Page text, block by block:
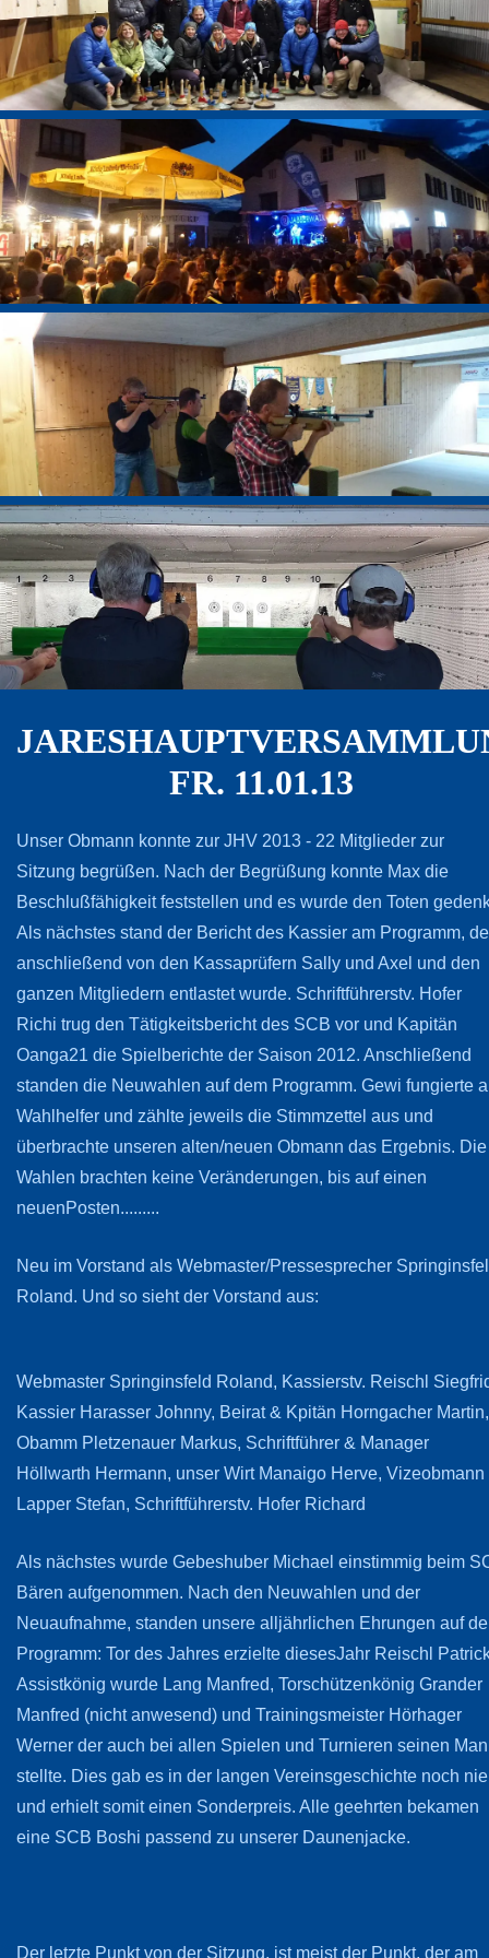
FR. 11.01.13
Unser Obmann konnte zur JHV 2013 - 22 Mitglieder zur
Sitzung begrüßen. Nach der Begrüßung konnte Max die
Beschlußfähigkeit feststellen und es wurde den Toten
Als nächstes stand der Bericht des Kassier am Programm,
anschließend von den Kassaprüfern Sally und Axel und den
ganzen Mitgliedern entlastet wurde. Schriftführerstv. Hofer
Richi trug den Tätigkeitsbericht des SCB vor und Kapitän
Oanga21 die Spielberichte der Saison 2012. Anschließend
standen die Neuwahlen auf dem Programm. Gewi fungierte
Wahlhelfer und zählte jeweils die Stimmzettel aus und
überbrachte unseren alten/neuen Obmann das Ergebnis. Die
Wahlen brachten keine Veränderungen, bis auf einen
neuenPosten.........
Neu im Vorstand als Webmaster/Pressesprecher
Roland. Und so sieht der Vorstand aus:
Webmaster Springinsfeld Roland, Kassierstv. Reischl
Kassier Harasser Johnny, Beirat & Kpitän Horngacher Martin,
Obamm Pletzenauer Markus, Schriftführer & Manager
Höllwarth Hermann, unser Wirt Manaigo Herve, Vizeobmann
Lapper Stefan, Schriftführerstv. Hofer Richard
Als nächstes wurde Gebeshuber Michael einstimmig beim
Bären aufgenommen. Nach den Neuwahlen und der
Neuaufnahme, standen unsere alljährlichen Ehrungen auf
Programm: Tor des Jahres erzielte diesesJahr Reischl
Assistkönig wurde Lang Manfred, Torschützenkönig Grander
Manfred (nicht anwesend) und Trainingsmeister Hörhager
Werner der auch bei allen Spielen und Turnieren seinen
stellte. Dies gab es in der langen Vereinsgeschichte noch nie
und erhielt somit einen Sonderpreis. Alle geehrten bekamen
eine SCB Boshi passend zu unserer Daunenjacke.
Der letzte Punkt von der Sitzung, ist meist der Punkt, der am